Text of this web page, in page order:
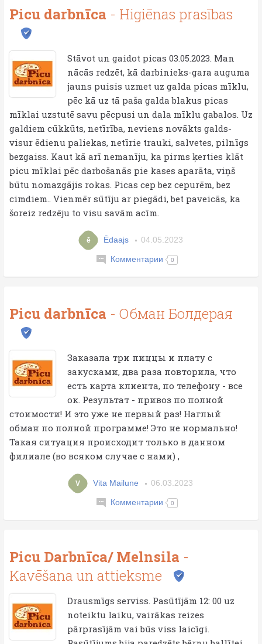
Picu darbnīca - Higiēnas prasības
Stāvot un gaidot picas 03.05.2023. Man
nācās redzēt, kā darbinieks-gara auguma
jauns puisis uzmet uz galda picas mīklu,
pēc kā uz tā paša galda blakus picas
mīklai uzstutē savu pēcpusi un dala mīklu gabalos. Uz
galdiem cūkkūts, netīrība, neviens novākts galds-
visur ēdienu paliekas, netīrie trauki, salvetes, pilnīgs
bezgaiss. Kaut kā arī nemanīju, ka pirms ķerties klāt
picu mīklai pēc darbošanās pie kases aparāta, viņš
būtu nomazgājis rokas. Picas cep bez cepurēm, bez
cimdiem.. Vienmēr sūtīju ar piegādi, bet paveicās, ka
šoreiz redzēju to visu savām acīm.
ē Ēdaajs 04.05.2023
Комментарии 0
Picu darbnīca - Обман Болдерая
Заказала три пиццы и плату с
закусками, два раза повторила, что
есть карта клиента, по телефону - все
ок. Результат - привоз по полной
стоимости! И это уже не первый раз! Наглый
обман по полной программе! Это не нормально!
Такая ситуация происходит только в данном
филиале (во всяком случае с нами) ,
V Vita Mailune 06.03.2023
Комментарии 0
Picu Darbnīca/ Melnsila -
Kavēšana un attieksme
Drausmīgs serviss. Pasūtījām 12: 00 uz
noteiktu laiku, vairākas reizes
pārprasījām vai būs viss laicīgi.